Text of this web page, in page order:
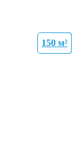
27 м²
35 м²
35 м²
27 м²
70 м²
70 м²
70 м²
150 м²